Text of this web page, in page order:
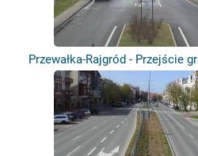
Przewałka-Rajgród - Przejście